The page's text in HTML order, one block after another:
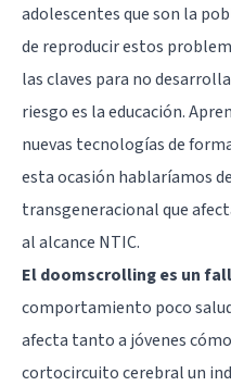
adolescentes que son la
de reproducir estos
las claves para no
riesgo es la educación.
nuevas tecnologías de
esta ocasión hablaríamos
transgeneracional que
al alcance NTIC.
El doomscrolling es un
comportamiento poco
afecta tanto a jóvenes
cortocircuito cerebral un